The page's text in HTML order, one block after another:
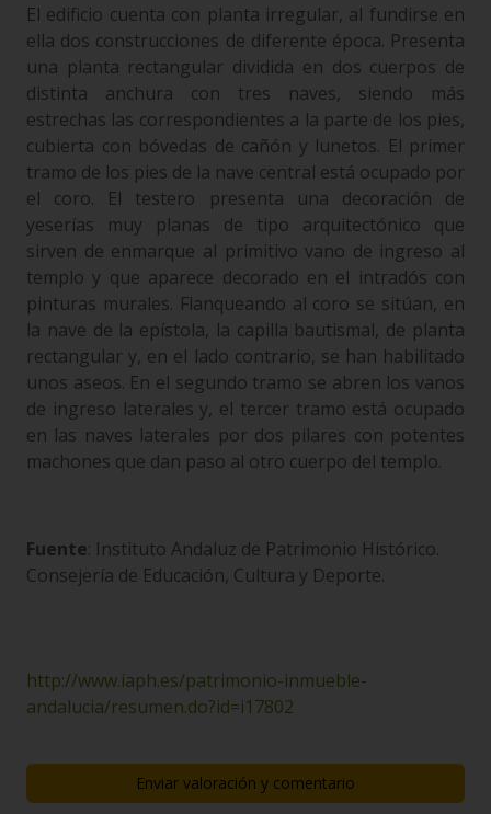
El edificio cuenta con planta irregular, al fundirse en
ella dos construcciones de diferente época. Presenta
una planta rectangular dividida en dos cuerpos de
distinta anchura con tres naves, siendo más
estrechas las correspondientes a la parte de los pies,
cubierta con bóvedas de cañón y lunetos. El primer
tramo de los pies de la nave central está ocupado por
el coro. El testero presenta una decoración de
yeserías muy planas de tipo arquitectónico que
sirven de enmarque al primitivo vano de ingreso al
templo y que aparece decorado en el intradós con
pinturas murales. Flanqueando al coro se sitúan, en
la nave de la epístola, la capilla bautismal, de planta
rectangular y, en el lado contrario, se han habilitado
unos aseos. En el segundo tramo se abren los vanos
de ingreso laterales y, el tercer tramo está ocupado
en las naves laterales por dos pilares con potentes
machones que dan paso al otro cuerpo del templo.
Fuente: Instituto Andaluz de Patrimonio Histórico.
Consejería de Educación, Cultura y Deporte.
http://www.iaph.es/patrimonio-inmueble-
andalucia/resumen.do?id=i17802
Enviar valoración y comentario